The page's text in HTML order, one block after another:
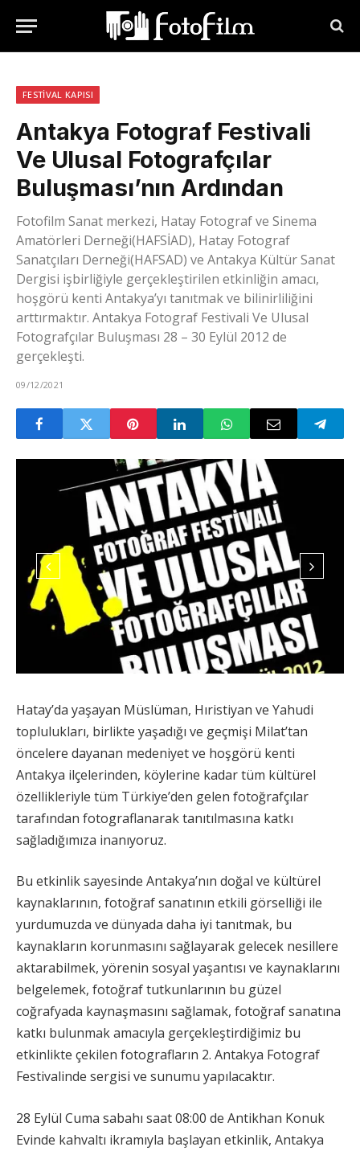
FESTIVAL KAPISI
Antakya Fotograf Festivali
Ve Ulusal Fotografçılar
Buluşması’nın Ardından
Fotofilm Sanat merkezi, Hatay Fotograf ve Sinema
Amatörleri Derneği(HAFSİAD), Hatay Fotograf
Sanatçıları Derneği(HAFSAD) ve Antakya Kültür Sanat
Dergisi işbirliğiyle gerçekleştirilen etkinliğin amacı,
hoşgörü kenti Antakya’yı tanıtmak ve bilinirliliğini
arttırmaktır. Antakya Fotograf Festivali Ve Ulusal
Fotografçılar Buluşması 28 – 30 Eylül 2012 de
gerçekleşti.
09/12/2021
Hatay’da yaşayan Müslüman, Hıristiyan ve Yahudi
toplulukları, birlikte yaşadığı ve geçmişi Milat’tan
öncelere dayanan medeniyet ve hoşgörü kenti
Antakya ilçelerinden, köylerine kadar tüm kültürel
özellikleriyle tüm Türkiye’den gelen fotoğrafçılar
tarafından fotograflanarak tanıtılmasına katkı
sağladığımıza inanıyoruz.
Bu etkinlik sayesinde Antakya’nın doğal ve kültürel
kaynaklarının, fotoğraf sanatının etkili görselliği ile
yurdumuzda ve dünyada daha iyi tanıtmak, bu
kaynakların korunmasını sağlayarak gelecek nesillere
aktarabilmek, yörenin sosyal yaşantısı ve kaynaklarını
belgelemek, fotoğraf tutkunlarının bu güzel
coğrafyada kaynaşmasını sağlamak, fotoğraf sanatına
katkı bulunmak amacıyla gerçekleştirdiğimiz bu
etkinlikte çekilen fotografların 2. Antakya Fotograf
Festivalinde sergisi ve sunumu yapılacaktır.
28 Eylül Cuma sabahı saat 08:00 de Antikhan Konuk
Evinde kahvaltı ikramıyla başlayan etkinlik, Antakya